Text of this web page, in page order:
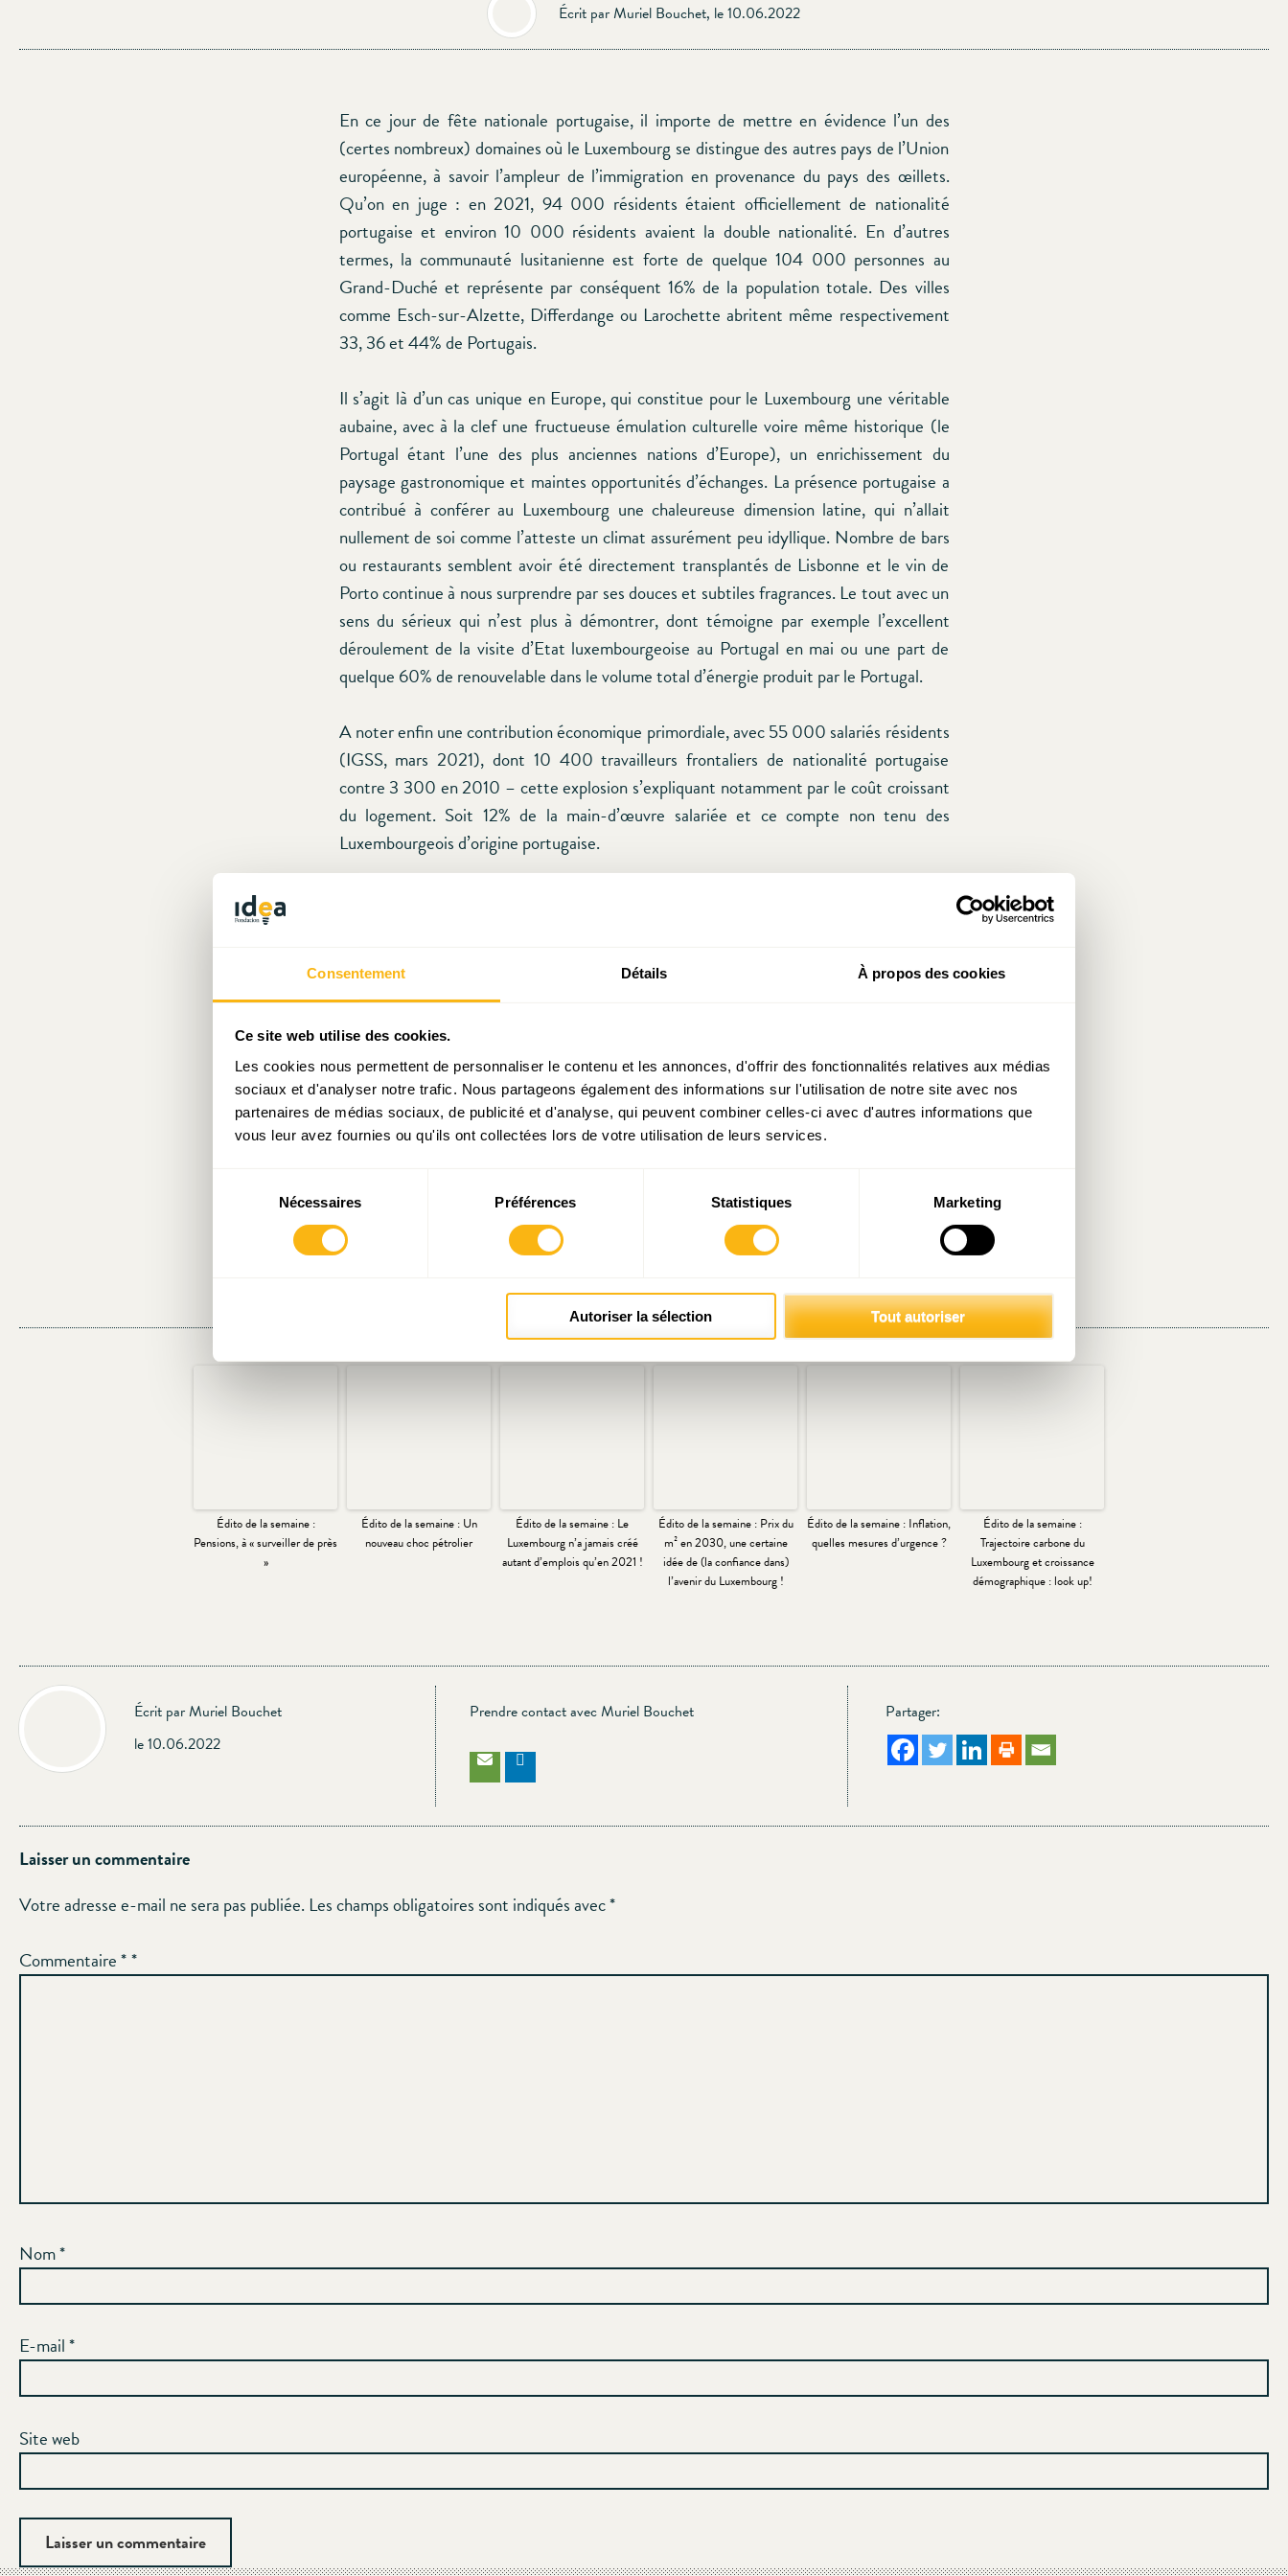
Consentement Détails À propos des cookies
Ce site web utilise des cookies.
Les cookies nous permettent de personnaliser le contenu et les annonces, d'offrir des fonctionnalités relatives aux médias
sociaux et d'analyser notre trafic. Nous partageons également des informations sur l'utilisation de notre site avec nos
partenaires de médias sociaux, de publicité et d'analyse, qui peuvent combiner celles-ci avec d'autres informations que
vous leur avez fournies ou qu'ils ont collectées lors de votre utilisation de leurs services.
consentement
Nécessaires Préférences Statistiques Marketing
Autoriser la sélection Tout autoriser
Écrit par Muriel Bouchet, le 10.06.2022
En ce jour de fête nationale portugaise, il importe de mettre en évidence l’un des
(certes nombreux) domaines où le Luxembourg se distingue des autres pays de l’Union
européenne, à savoir l’ampleur de l’immigration en provenance du pays des œillets.
Qu’on en juge : en 2021, 94 000 résidents étaient officiellement de nationalité
portugaise et environ 10 000 résidents avaient la double nationalité. En d’autres
termes, la communauté lusitanienne est forte de quelque 104 000 personnes au
Grand-Duché et représente par conséquent 16% de la population totale. Des villes
comme Esch-sur-Alzette, Differdange ou Larochette abritent même respectivement
33, 36 et 44% de Portugais.
Il s’agit là d’un cas unique en Europe, qui constitue pour le Luxembourg une véritable
aubaine, avec à la clef une fructueuse émulation culturelle voire même historique (le
Portugal étant l’une des plus anciennes nations d’Europe), un enrichissement du
paysage gastronomique et maintes opportunités d’échanges. La présence portugaise a
contribué à conférer au Luxembourg une chaleureuse dimension latine, qui n’allait
nullement de soi comme l’atteste un climat assurément peu idyllique. Nombre de bars
ou restaurants semblent avoir été directement transplantés de Lisbonne et le vin de
Porto continue à nous surprendre par ses douces et subtiles fragrances. Le tout avec un
sens du sérieux qui n’est plus à démontrer, dont témoigne par exemple l’excellent
déroulement de la visite d’Etat luxembourgeoise au Portugal en mai ou une part de
quelque 60% de renouvelable dans le volume total d’énergie produit par le Portugal.
A noter enfin une contribution économique primordiale, avec 55 000 salariés résidents
(IGSS, mars 2021), dont 10 400 travailleurs frontaliers de nationalité portugaise
contre 3 300 en 2010 – cette explosion s’expliquant notamment par le coût croissant
du logement. Soit 12% de la main-d’œuvre salariée et ce compte non tenu des
Luxembourgeois d’origine portugaise.
communiquées, débattues et mises en perspective.
Pour conclure : continuons tous ensemble – vamos todos continuar juntos…
[1]Voir notamment
https://statistiques.public.lu/fr/publications/series/regards/2018/06-18.html
portugaise-60b0b01fde135b9236942223
https://www.liser.lu/publi_viewer.cfm?
tmp=2662
Articles liés
Édito de la semaine :
Pensions, à « surveiller de près
»
Édito de la semaine : Un
nouveau choc pétrolier
Édito de la semaine : Le
Luxembourg n’a jamais créé
autant d’emplois qu’en 2021 !
Édito de la semaine : Prix du
m² en 2030, une certaine
idée de (la confiance dans)
l’avenir du Luxembourg !
Édito de la semaine : Inflation,
quelles mesures d’urgence ?
Édito de la semaine :
Trajectoire carbone du
Luxembourg et croissance
démographique : look up!
Écrit par Muriel Bouchet
le 10.06.2022
Prendre contact avec Muriel Bouchet Partager:
Laisser un commentaire
Votre adresse e-mail ne sera pas publiée. Les champs obligatoires sont indiqués avec*
Commentaire*
Nom*
E-mail*
Site web